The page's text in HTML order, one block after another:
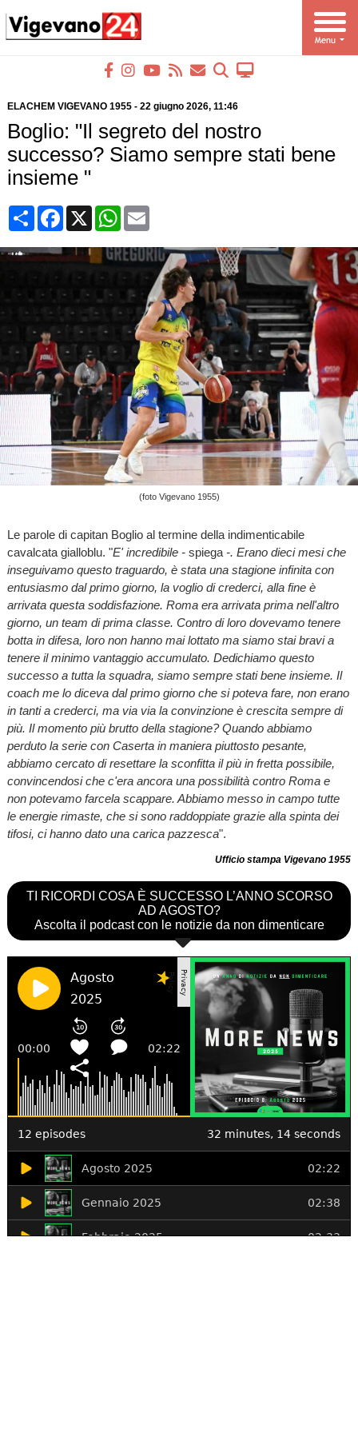
ELACHEM VIGEVANO 1955- 22 giugno 2026, 11:46
Boglio: "Il segreto del nostro
successo? Siamo sempre stati bene
insieme "
CondividiFacebook
X WhatsApp
Email
(foto Vigevano 1955)
Le parole di capitan Boglio al termine della indimenticabile
cavalcata gialloblu. "E' incredibile - spiega -. Erano dieci mesi che
inseguivamo questo traguardo, è stata una stagione infinita con
entusiasmo dal primo giorno, la voglio di crederci, alla fine è
arrivata questa soddisfazione. Roma era arrivata prima nell'altro
giorno, un team di prima classe. Contro di loro dovevamo tenere
botta in difesa, loro non hanno mai lottato ma siamo stai bravi a
tenere il minimo vantaggio accumulato. Dedichiamo questo
successo a tutta la squadra, siamo sempre stati bene insieme. Il
coach me lo diceva dal primo giorno che si poteva fare, non erano
in tanti a crederci, ma via via la convinzione è crescita sempre di
più. Il momento più brutto della stagione? Quando abbiamo
perduto la serie con Caserta in maniera piuttosto pesante,
abbiamo cercato di resettare la sconfitta il più in fretta possibile,
convincendosi che c'era ancora una possibilità contro Roma e
non potevamo farcela scappare. Abbiamo messo in campo tutte
le energie rimaste, che si sono raddoppiate grazie alla spinta dei
tifosi, ci hanno dato una carica pazzesca".
Ufficio stampa Vigevano 1955
TI RICORDI COSA È SUCCESSO L’ANNO SCORSO
AD AGOSTO?
Ascolta il podcast con le notizie da non dimenticare